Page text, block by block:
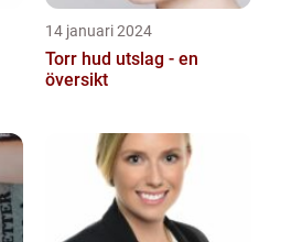
14 januari 2024
Torr hud utslag - en
översikt